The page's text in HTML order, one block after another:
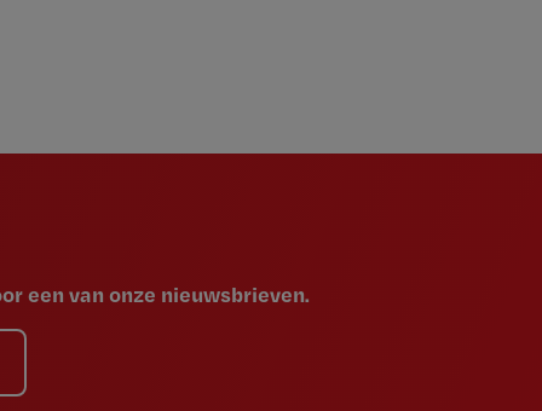
een van onze nieuwsbrieven.